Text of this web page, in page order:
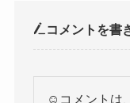
コメントを書
☺️コメントは